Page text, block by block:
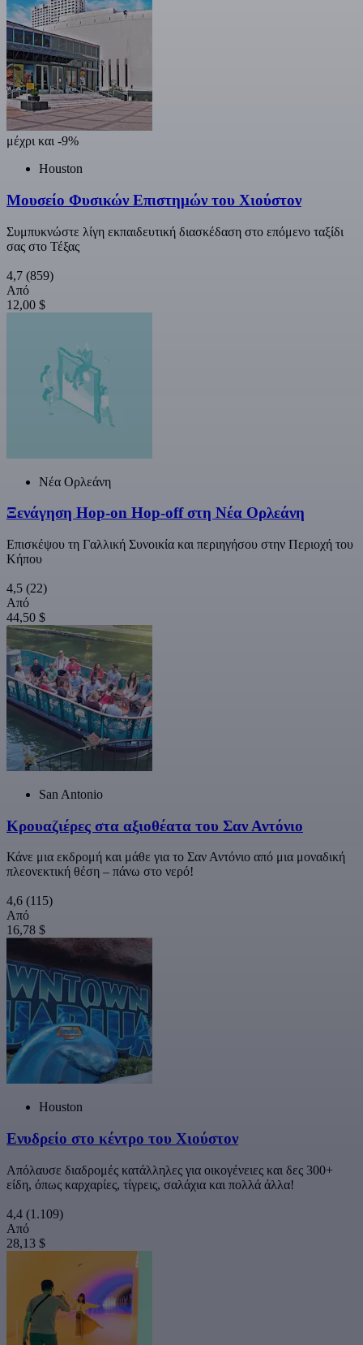
μέχρι και -9%
Houston
Μουσείο Φυσικών Επιστημών του Χιούστον
Συμπυκνώστε λίγη εκπαιδευτική διασκέδαση στο επόμενο ταξίδι
σας στο Τέξας
4,7 (859)
Από
12,00 $
Νέα Ορλεάνη
Ξενάγηση Hop-on Hop-off στη Νέα Ορλεάνη
Επισκέψου τη Γαλλική Συνοικία και περιηγήσου στην Περιοχή του
Κήπου
4,5 (22)
Από
44,50 $
San Antonio
Κρουαζιέρες στα αξιοθέατα του Σαν Αντόνιο
Κάνε μια εκδρομή και μάθε για το Σαν Αντόνιο από μια μοναδική
πλεονεκτική θέση – πάνω στο νερό!
4,6 (115)
Από
16,78 $
Houston
Ενυδρείο στο κέντρο του Χιούστον
Απόλαυσε διαδρομές κατάλληλες για οικογένειες και δες 300+
είδη, όπως καρχαρίες, τίγρεις, σαλάχια και πολλά άλλα!
4,4 (1.109)
Από
28,13 $